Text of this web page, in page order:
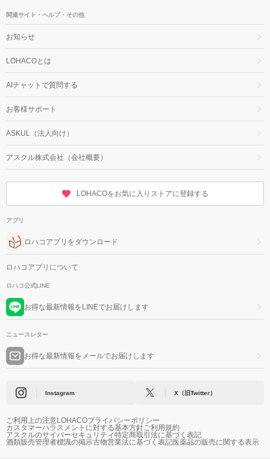
関連サイト・ヘルプ・その他
お知らせ
LOHACOとは
AIチャットで質問する
お客様サポート
ASKUL（法人向け）
アスクル株式会社（会社概要）
LOHACOをお気に入りストアに登録する
アプリ
ロハコアプリをダウンロード
ロハコアプリについて
ロハコ公式LINE
お得な最新情報をLINEでお届けします
ニュースレター
お得な最新情報をメールでお届けします
Instagram X（旧Twitter）
ご利用上の注意LOHACOプライバシーポリシー
カスタマーハラスメントに対する基本方針ご利用規約
アスクルのサイバーセキュリティ特定商取引法に基づく表記
酒類販売管理者標識の掲示古物営業法に基づく表記医薬品の販売に関する表示